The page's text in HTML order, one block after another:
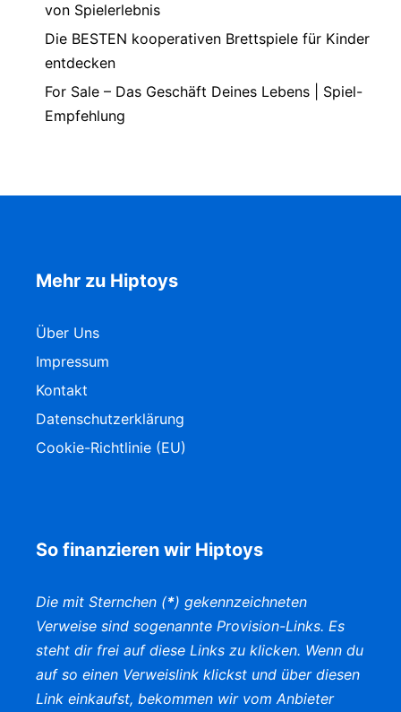
von Spielerlebnis
Die BESTEN kooperativen Brettspiele für Kinder
entdecken
For Sale – Das Geschäft Deines Lebens | Spiel-
Empfehlung
Mehr zu Hiptoys
Über Uns
Impressum
Kontakt
Datenschutzerklärung
Cookie-Richtlinie (EU)
So finanzieren wir Hiptoys
Die mit Sternchen (*) gekennzeichneten
Verweise sind sogenannte Provision-Links. Es
steht dir frei auf diese Links zu klicken. Wenn du
auf so einen Verweislink klickst und über diesen
Link einkaufst, bekommen wir vom Anbieter